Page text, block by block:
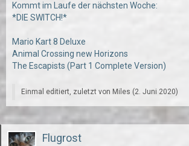
Kommt im Laufe der nächsten Woche:
*DIE SWITCH!*
Mario Kart 8 Deluxe
Animal Crossing new Horizons
The Escapists (Part 1 Complete Version)
Einmal editiert, zuletzt von Miles (2. Juni 2020)
Flugrost